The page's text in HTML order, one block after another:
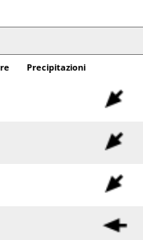
Precipitazioni
Precipitazioni